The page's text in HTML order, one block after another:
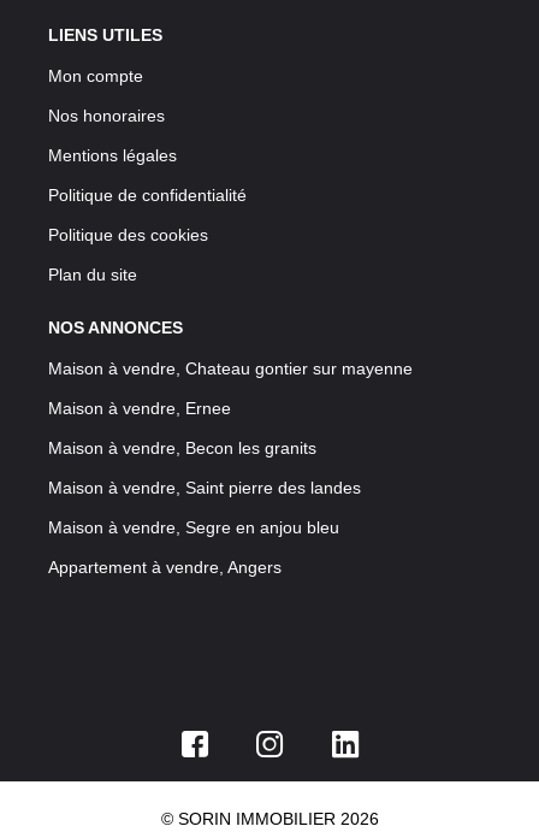
LIENS UTILES
Mon compte
Nos honoraires
Mentions légales
Politique de confidentialité
Politique des cookies
Plan du site
NOS ANNONCES
Maison à vendre, Chateau gontier sur mayenne
Maison à vendre, Ernee
Maison à vendre, Becon les granits
Maison à vendre, Saint pierre des landes
Maison à vendre, Segre en anjou bleu
Appartement à vendre, Angers
© SORIN IMMOBILIER 2026